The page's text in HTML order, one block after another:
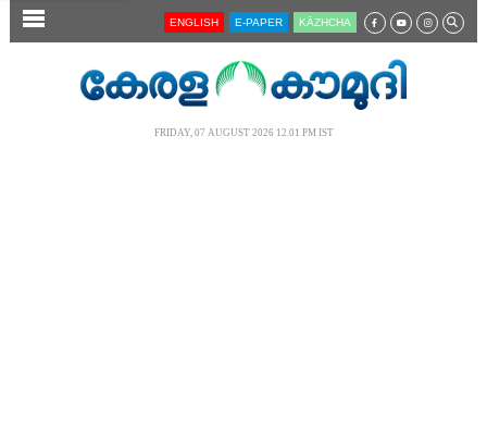
SECTIONS ENGLISH E-PAPER KĀZHCHA
FRIDAY, 07 AUGUST 2026 12.01 PM IST